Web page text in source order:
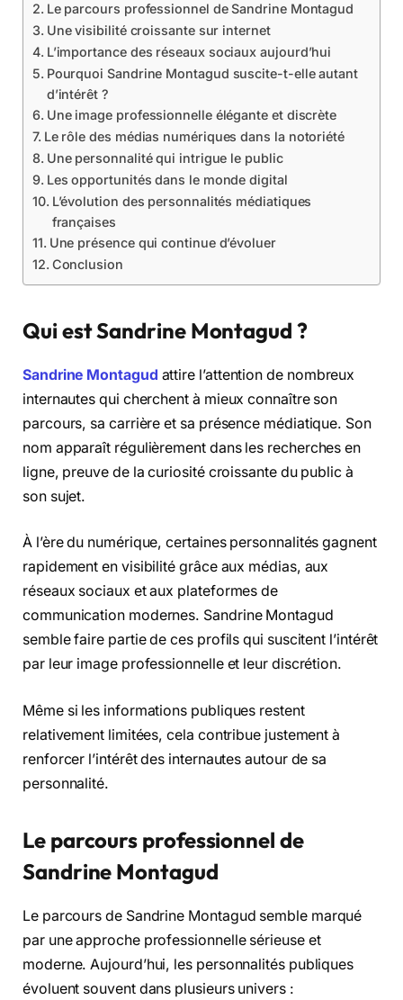
Le parcours professionnel de Sandrine Montagud
Une visibilité croissante sur internet
L’importance des réseaux sociaux aujourd’hui
Pourquoi Sandrine Montagud suscite-t-elle autant
d’intérêt ?
Une image professionnelle élégante et discrète
Le rôle des médias numériques dans la notoriété
Une personnalité qui intrigue le public
Les opportunités dans le monde digital
L’évolution des personnalités médiatiques
françaises
Une présence qui continue d’évoluer
Conclusion
Qui est Sandrine Montagud ?
Sandrine Montagud attire l’attention de nombreux
internautes qui cherchent à mieux connaître son
parcours, sa carrière et sa présence médiatique. Son
nom apparaît régulièrement dans les recherches en
ligne, preuve de la curiosité croissante du public à
son sujet.
À l’ère du numérique, certaines personnalités gagnent
rapidement en visibilité grâce aux médias, aux
réseaux sociaux et aux plateformes de
communication modernes. Sandrine Montagud
semble faire partie de ces profils qui suscitent l’intérêt
par leur image professionnelle et leur discrétion.
Même si les informations publiques restent
relativement limitées, cela contribue justement à
renforcer l’intérêt des internautes autour de sa
personnalité.
Le parcours professionnel de
Sandrine Montagud
Le parcours de Sandrine Montagud semble marqué
par une approche professionnelle sérieuse et
moderne. Aujourd’hui, les personnalités publiques
évoluent souvent dans plusieurs univers :